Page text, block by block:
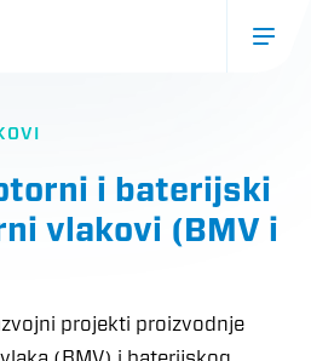
i baterijski
vlakovi (BMV i
projekti proizvodnje